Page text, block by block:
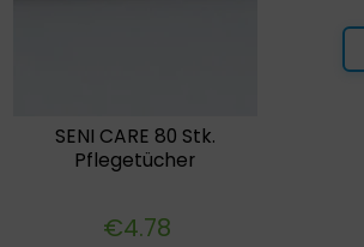
SENI CARE 80 Stk.
Pflegetücher
€4.78